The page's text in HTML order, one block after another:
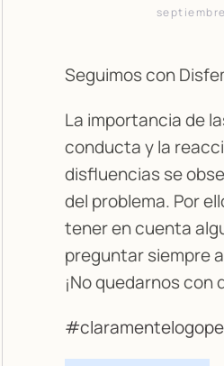
Seguimos con
La importancia de
conducta y la
disfluencias se
del problema. Por
tener en cuenta
preguntar siempre
¡No quedarnos con